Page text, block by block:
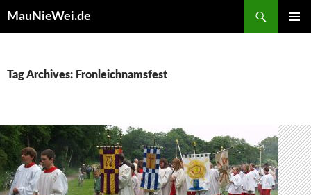
MauNieWei.de
Tag Archives: Fronleichnamsfest